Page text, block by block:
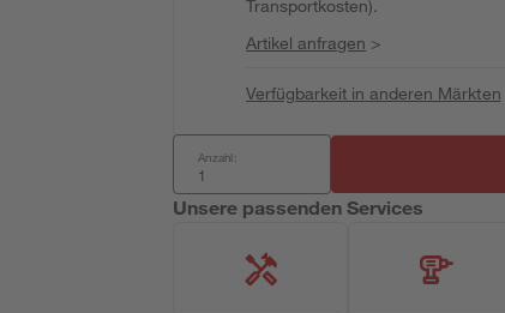
Transportkosten).
Artikel anfragen >
Verfügbarkeit in anderen Märkten
Anzahl:
Unsere passenden Services